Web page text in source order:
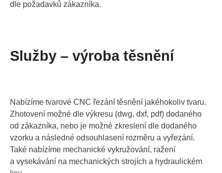
dle požadavků zákazníka.
Služby – výroba těsnění
Nabízíme tvarové CNC řezání těsnění jakéhokoliv tvaru.
Zhotovení možné dle výkresu (dwg, dxf, pdf) dodaného
od zákazníka, nebo je možné zkreslení dle dodaného
vzorku a následné odsouhlasení rozměru a vyřezání.
Také nabízíme mechanické vykružování, ražení
a vysekávání na mechanických strojích a hydraulickém